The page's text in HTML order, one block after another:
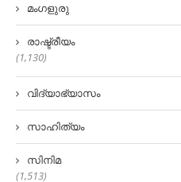
മംഗളുരു
രാഷ്ട്രീയം
(1,130)
വിദ്യാഭ്യാസം
സാഹിത്യം
സിനിമ
(1,513)